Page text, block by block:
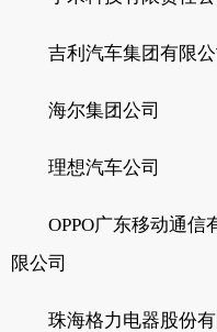
吉利汽车集团有限
海尔集团公司
理想汽车公司
OPPO广东移动通
限公司
珠海格力电器股份